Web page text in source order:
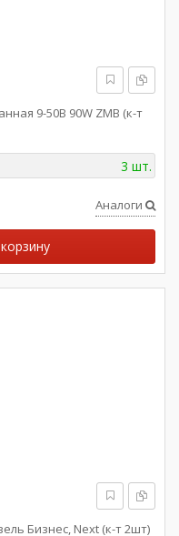
9-50В 90W ZMB (к-т
3 шт.
Аналоги
Бизнес, Next (к-т 2шт)